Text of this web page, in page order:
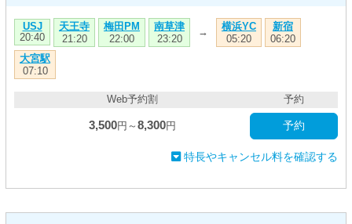
USJ
20:40
天王寺
21:20
梅田PM
22:00
南草津
23:20
→
横浜YC
05:20
新宿
06:20
大宮駅
07:10
Web予約割
3,500円～ 8,300円
予約
予約
特長やキャンセル料を確認する